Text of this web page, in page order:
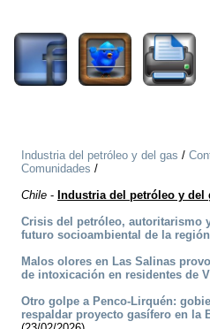
Industria del petróleo y del gas /
Comunidades /
Chile - Industria del petróleo y del
Crisis del petróleo, autoritarismo
futuro socioambiental de la región
Malos olores en Las Salinas
de intoxicación en residentes de
Otro golpe a Penco-Lirquén:
respaldar proyecto gasífero en la